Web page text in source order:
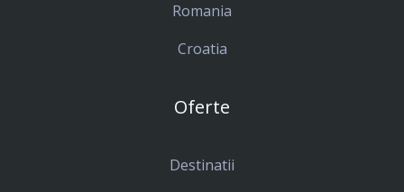
Romania
Croatia
Oferte
Destinatii